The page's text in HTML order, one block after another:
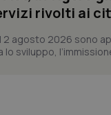
rivolti ai
2 agosto 2026 sono
sviluppo,